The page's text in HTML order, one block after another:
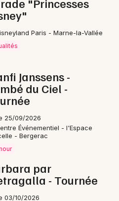
"Princesses
Paris - Marne-la-Vallée
Janssens -
du Ciel -
25/09/2026
Événementiel - l'Espace
- Bergerac
par
- Tournée
03/10/2026